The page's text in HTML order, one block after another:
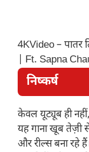
4KVideo – पातर
| Ft. Sapna
निष्कर्ष
केवल यूट्यूब ही
यह गाना खूब तेज़ी
और रील्स बना रहे